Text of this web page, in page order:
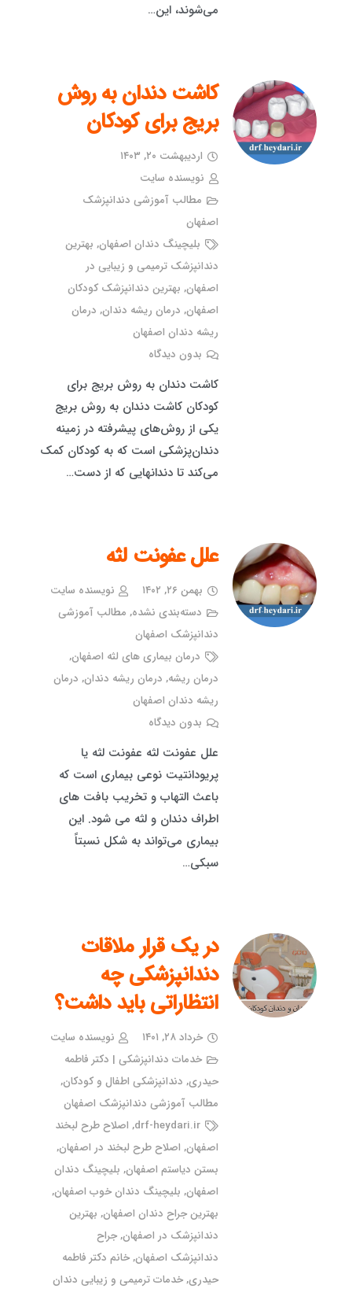
می‌شوند، این…
کاشت دندان به روش
بریج برای کودکان
اردیبهشت ۲۰, ۱۴۰۳
نویسنده سایت
مطالب آموزشی دندانپزشک
اصفهان
بلیچینگ دندان اصفهان, بهترین
دندانپزشک ترمیمی و زیبایی در
اصفهان, بهترین دندانپزشک کودکان
اصفهان, درمان ریشه دندان, درمان
ریشه دندان اصفهان
بدون دیدگاه
کاشت دندان به روش بریج برای
کودکان کاشت دندان به روش بریج
یکی از روش‌های پیشرفته در زمینه
دندان‌پزشکی است که به کودکان کمک
می‌کند تا دندانهایی که از دست…
علل عفونت لثه
بهمن ۲۶, ۱۴۰۲
نویسنده سایت
دسته‌بندی نشده, مطالب آموزشی
دندانپزشک اصفهان
درمان بیماری های لثه اصفهان,
درمان ریشه, درمان ریشه دندان, درمان
ریشه دندان اصفهان
بدون دیدگاه
علل عفونت لثه عفونت لثه یا
پریودانتیت نوعی بیماری است که
باعث التهاب و تخریب بافت های
اطراف دندان و لثه می شود. این
بیماری می‌تواند به شکل نسبتاً
سبکی…
در یک قرار ملاقات
دندانپزشکی چه
انتظاراتی باید داشت؟
خرداد ۲۸, ۱۴۰۱
نویسنده سایت
خدمات دندانپزشکی | دکتر فاطمه
حیدری, دندانپزشکی اطفال و کودکان,
مطالب آموزشی دندانپزشک اصفهان
drf-heydari.ir
, اصلاح طرح لبخند
اصفهان, اصلاح طرح لبخند در اصفهان,
بستن دیاستم اصفهان, بلیچینگ دندان
اصفهان, بلیچینگ دندان خوب اصفهان,
بهترین جراح دندان اصفهان, بهترین
دندانپزشک در اصفهان,جراح
دندانپزشک اصفهان,خانم دکتر فاطمه
حیدری,خدمات ترمیمی و زیبایی دندان